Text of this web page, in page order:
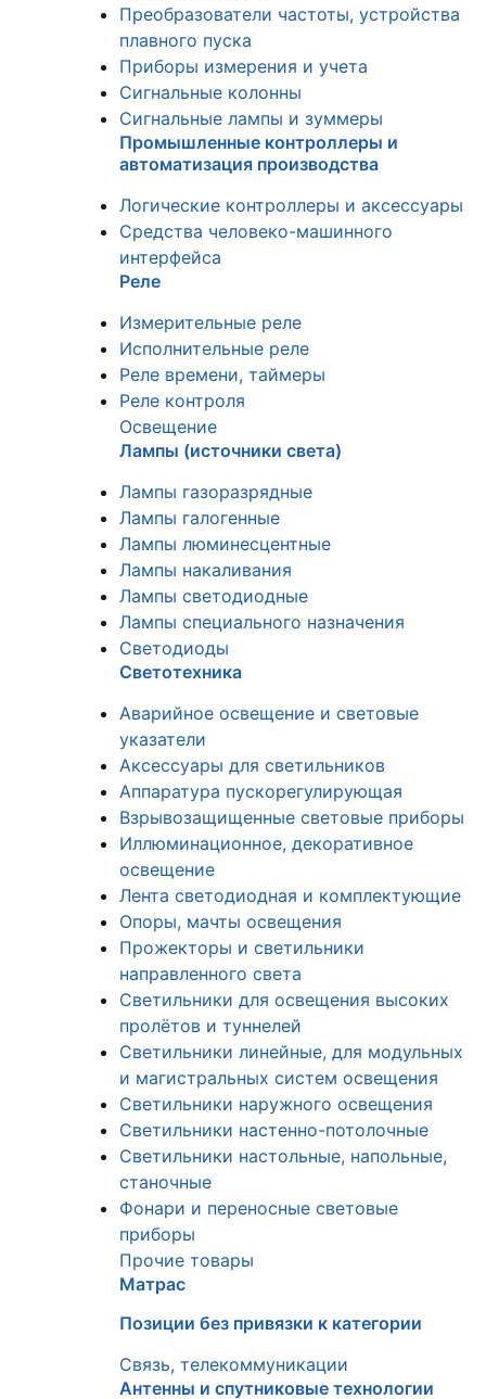
Преобразователи частоты, устройства
плавного пуска
Приборы измерения и учета
Сигнальные колонны
Сигнальные лампы и зуммеры
Промышленные контроллеры и
автоматизация производства
Логические контроллеры и аксессуары
Средства человеко-машинного
интерфейса
Реле
Измерительные реле
Исполнительные реле
Реле времени, таймеры
Реле контроля
Освещение
Лампы (источники света)
Лампы газоразрядные
Лампы галогенные
Лампы люминесцентные
Лампы накаливания
Лампы светодиодные
Лампы специального назначения
Светодиоды
Светотехника
Аварийное освещение и световые
указатели
Аксессуары для светильников
Аппаратура пускорегулирующая
Взрывозащищенные световые приборы
Иллюминационное, декоративное
освещение
Лента светодиодная и комплектующие
Опоры, мачты освещения
Прожекторы и светильники
направленного света
Светильники для освещения высоких
пролётов и туннелей
Светильники линейные, для модульных
и магистральных систем освещения
Светильники наружного освещения
Светильники настенно-потолочные
Светильники настольные, напольные,
станочные
Фонари и переносные световые
приборы
Прочие товары
Матрас
Позиции без привязки к категории
Связь, телекоммуникации
Антенны и спутниковые технологии